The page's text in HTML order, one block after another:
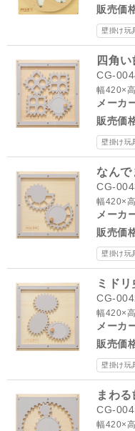
販売価
壁掛け玩
四角
CG-
幅420×
メーカ
販売価
壁掛け玩
なんで
CG-
幅420×
メーカ
販売価
壁掛け玩
ミド
CG-
幅420×
メーカ
販売価
壁掛け玩
まわ
CG-
幅420×